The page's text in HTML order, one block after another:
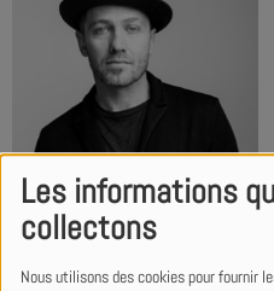
Les informations
collectons
Nous utilisons des cookies pour fournir
TobyMac